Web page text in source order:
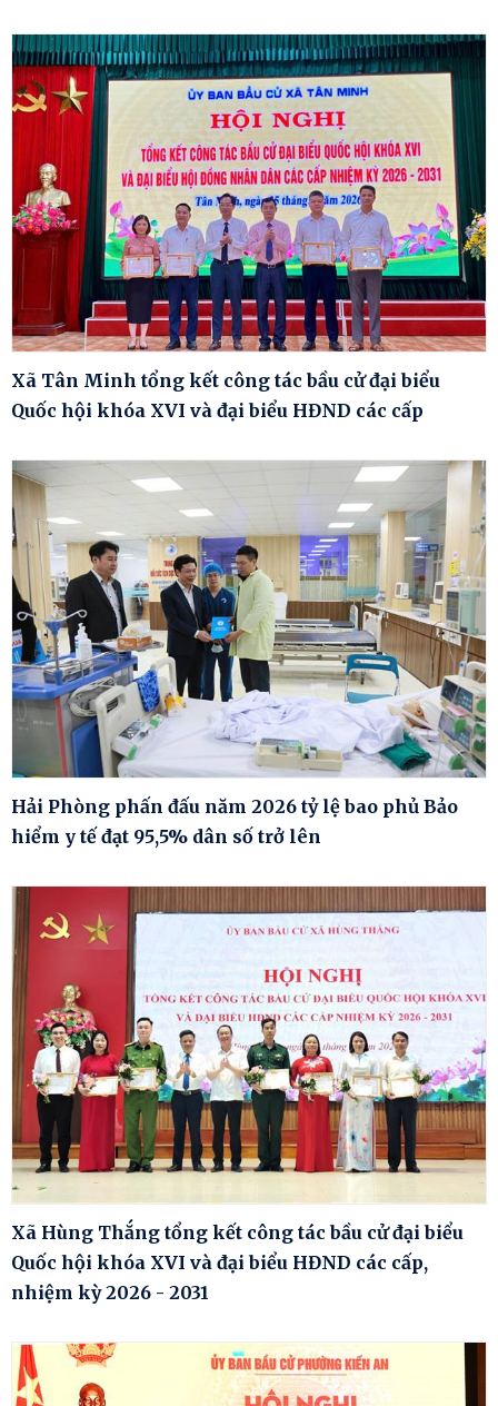
Xã Tân Minh tổng kết công tác bầu cử đại biểu
Quốc hội khóa XVI và đại biểu HĐND các cấp
Hải Phòng phấn đấu năm 2026 tỷ lệ bao phủ Bảo
hiểm y tế đạt 95,5% dân số trở lên
Xã Hùng Thắng tổng kết công tác bầu cử đại biểu
Quốc hội khóa XVI và đại biểu HĐND các cấp,
nhiệm kỳ 2026 - 2031